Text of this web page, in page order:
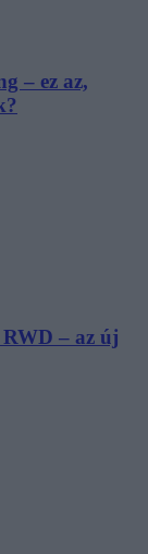
– ez az,
– az új